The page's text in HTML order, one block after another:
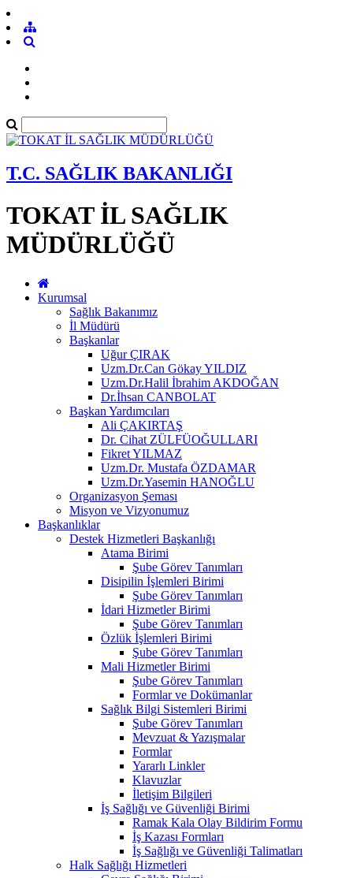
T.C. SAĞLIK BAKANLIĞI
TOKAT İL SAĞLIK
MÜDÜRLÜĞÜ
Kurumsal
Sağlık Bakanımız
İl Müdürü
Başkanlar
Uğur ÇIRAK
Uzm.Dr.Can Gökay YILDIZ
Uzm.Dr.Halil İbrahim AKDOĞAN
Dr.İhsan CANBOLAT
Başkan Yardımcıları
Ali ÇAKIRTAŞ
Dr. Cihat ZÜLFÜOĞULLARI
Fikret YILMAZ
Uzm.Dr. Mustafa ÖZDAMAR
Uzm.Dr.Yasemin HANOĞLU
Organizasyon Şeması
Misyon ve Vizyonumuz
Başkanlıklar
Destek Hizmetleri Başkanlığı
Atama Birimi
Şube Görev Tanımları
Disipilin İşlemleri Birimi
Şube Görev Tanımları
İdari Hizmetler Birimi
Şube Görev Tanımları
Özlük İşlemleri Birimi
Şube Görev Tanımları
Mali Hizmetler Birimi
Şube Görev Tanımları
Formlar ve Dokümanlar
Sağlık Bilgi Sistemleri Birimi
Şube Görev Tanımları
Mevzuat & Yazışmalar
Formlar
Yararlı Linkler
Klavuzlar
İletişim Bilgileri
İş Sağlığı ve Güvenliği Birimi
Ramak Kala Olay Bildirim Formu
İş Kazası Formları
İş Sağlığı ve Güvenliği Talimatları
Halk Sağlığı Hizmetleri